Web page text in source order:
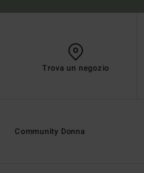
Trova un negozio
Community Donna